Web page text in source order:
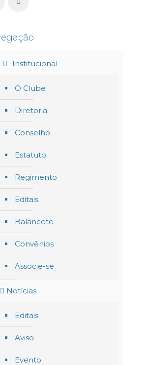
Institucional
O Clube
Diretoria
Conselho
Estatuto
Regimento
Editais
Balancete
Convênios
Associe-se
Notícias
Editais
Aviso
Evento